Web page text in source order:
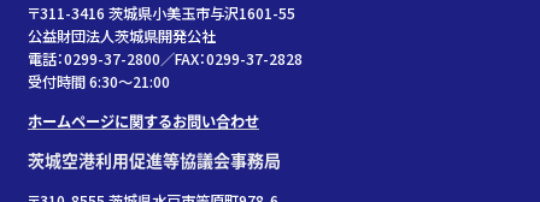
〒311-3416 茨城県小美玉市与沢1601-55
公益財団法人茨城県開発公社
電話：0299-37-2800／FAX：0299-37-2828
受付時間 6:30〜21:00
ホームページに関するお問い合わせ
茨城空港利用促進等協議会事務局